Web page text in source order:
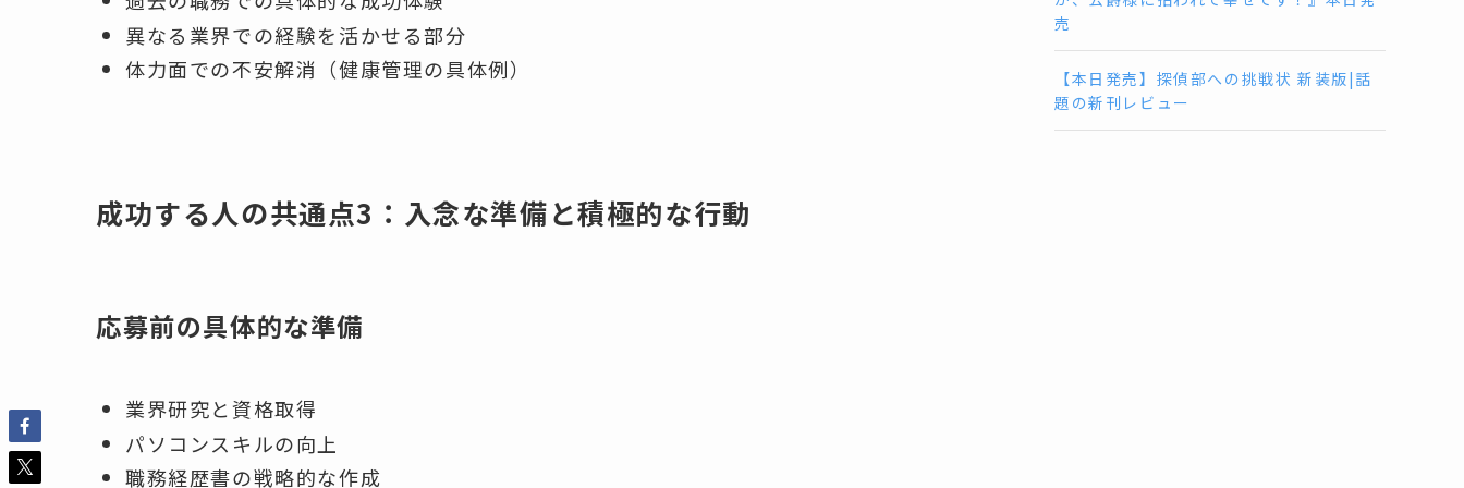
異なる業界での経験を活かせる部分
体力面での不安解消（健康管理の具体例）
成功する人の共通点3：入念な準備と積極的な行動
応募前の具体的な準備
業界研究と資格取得
パソコンスキルの向上
職務経歴書の戦略的な作成
売
【本日発売】探偵部への挑戦状 新装版|話
題の新刊レビュー